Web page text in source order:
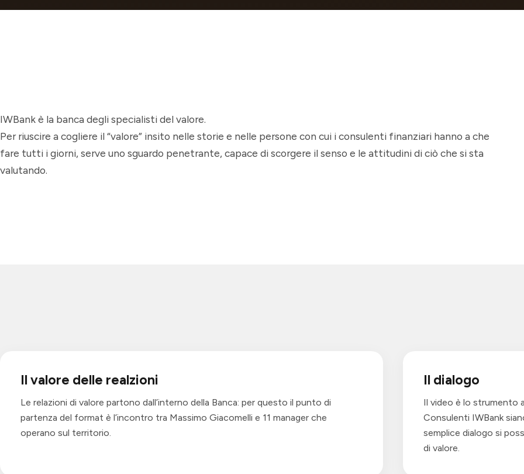
IWBank è la banca degli specialisti del valore.
Per riuscire a cogliere il “valore” insito nelle storie e nelle persone con cui i consulenti finanziari hanno a che
fare tutti i giorni, serve uno sguardo penetrante, capace di scorgere il senso e le attitudini di ciò che si sta
valutando.
Il valore delle realzioni
Le relazioni di valore partono dall’interno della Banca: per questo il punto di
partenza del format è l’incontro tra Massimo Giacomelli e 11 manager che
operano sul territorio.
Il dialogo
Il video è lo strumento
Consulenti IWBank
semplice dialogo si
di valore.